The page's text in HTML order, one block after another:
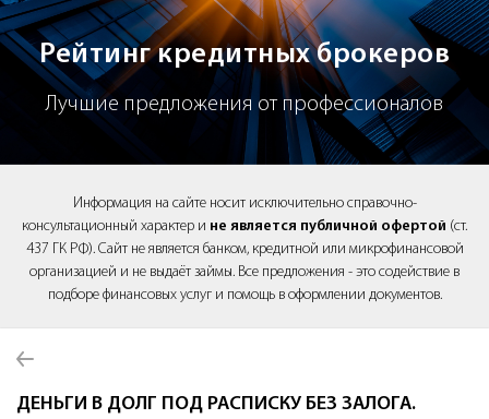
Рейтинг кредитных брокеров
Лучшие предложения от профессионалов
Информация на сайте носит исключительно справочно-
консультационный характер и не является публичной офертой (ст.
437 ГК РФ). Сайт не является банком, кредитной или микрофинансовой
организацией и не выдаёт займы. Все предложения - это содействие в
подборе финансовых услуг и помощь в оформлении документов.
ДЕНЬГИ В ДОЛГ ПОД РАСПИСКУ БЕЗ ЗАЛОГА.